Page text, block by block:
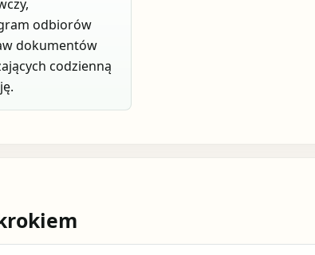
odbiorów
dokumentów
codzienną